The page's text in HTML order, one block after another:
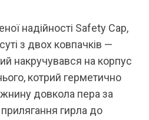
надійності Safety Cap,
з двох ковпачків —
накручувався на корпус
котрий герметично
довкола пера за
гирла до